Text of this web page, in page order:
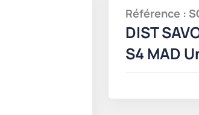
Référence :
DIST
S4 MAD